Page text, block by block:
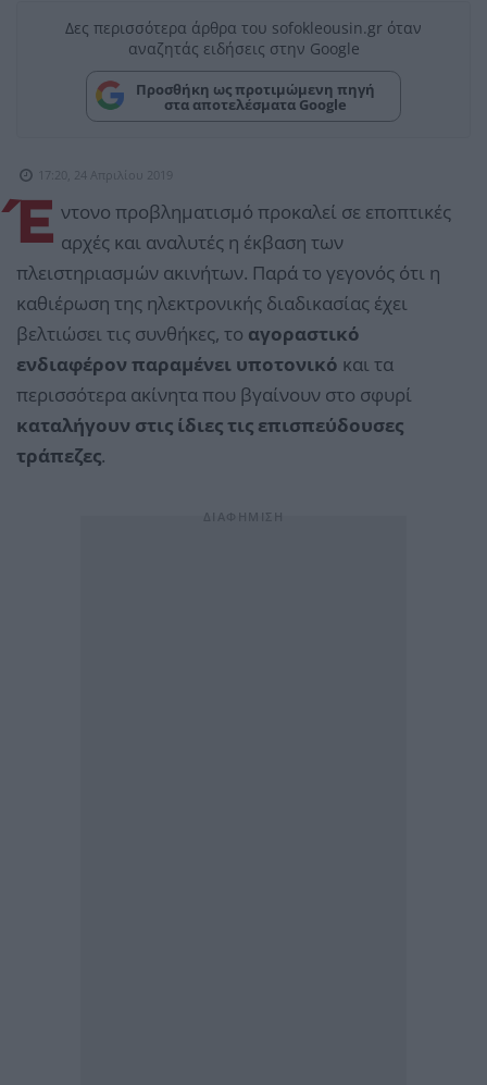
Δες περισσότερα άρθρα του sofokleousin.gr όταν
αναζητάς ειδήσεις στην Google
Προσθήκη ως προτιμώμενη πηγή
στα αποτελέσματα Google
17:20, 24 Απριλίου 2019
Έ ντονο προβληματισμό προκαλεί σε εποπτικές
αρχές και αναλυτές η έκβαση των
πλειστηριασμών ακινήτων. Παρά το γεγονός ότι η
καθιέρωση της ηλεκτρονικής διαδικασίας έχει
βελτιώσει τις συνθήκες, το αγοραστικό
ενδιαφέρον παραμένει υποτονικό και τα
περισσότερα ακίνητα που βγαίνουν στο σφυρί
καταλήγουν στις ίδιες τις επισπεύδουσες
τράπεζες.